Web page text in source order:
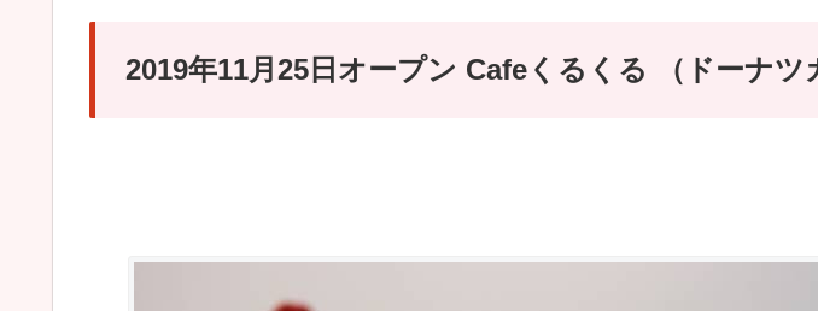
2019年11月25日オープン Cafeくるくる （ドーナツ